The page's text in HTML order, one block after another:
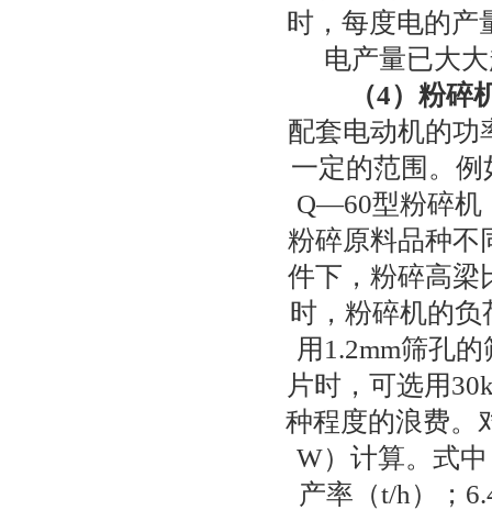
时，每度电的产
电产量已大
（4）粉碎机
配套电动机的功
一定的范围。
Q—60型粉碎机
粉碎原料品种不
件下，粉碎高梁
时，粉碎机的
用1.2mm筛孔
片时，可选用
种程度的浪费。
W）计算。式
产率（t/h）；